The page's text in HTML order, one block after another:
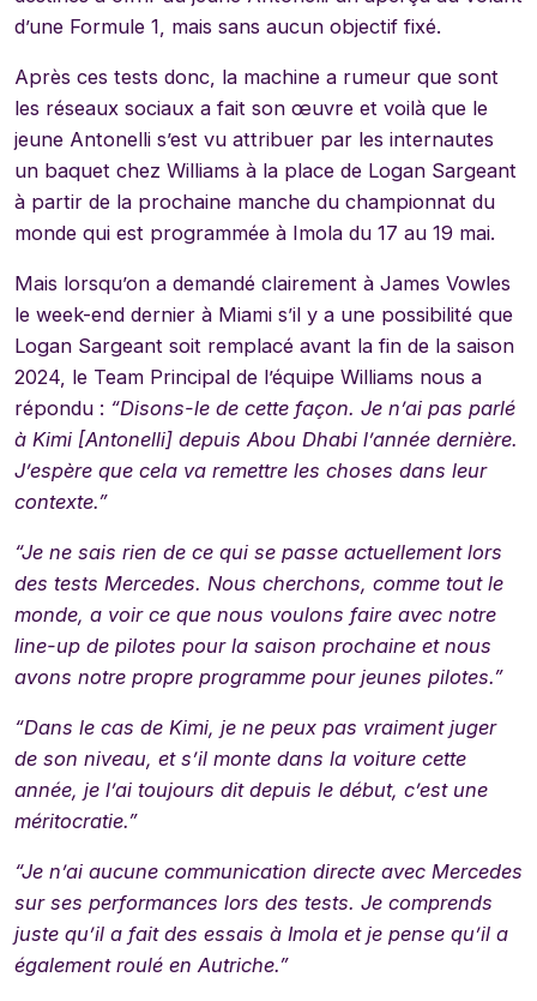
d’une Formule 1, mais sans aucun objectif fixé.
Après ces tests donc, la machine a rumeur que sont
les réseaux sociaux a fait son œuvre et voilà que le
jeune Antonelli s’est vu attribuer par les internautes
un baquet chez Williams à la place de Logan Sargeant
à partir de la prochaine manche du championnat du
monde qui est programmée à Imola du 17 au 19 mai.
Mais lorsqu’on a demandé clairement à James Vowles
le week-end dernier à Miami s’il y a une possibilité que
Logan Sargeant soit remplacé avant la fin de la saison
2024, le Team Principal de l’équipe Williams nous a
répondu : “Disons-le de cette façon. Je n’ai pas parlé
à Kimi [Antonelli] depuis Abou Dhabi l’année dernière.
J’espère que cela va remettre les choses dans leur
contexte.”
“Je ne sais rien de ce qui se passe actuellement lors
des tests Mercedes. Nous cherchons, comme tout le
monde, a voir ce que nous voulons faire avec notre
line-up de pilotes pour la saison prochaine et nous
avons notre propre programme pour jeunes pilotes.”
“Dans le cas de Kimi, je ne peux pas vraiment juger
de son niveau, et s’il monte dans la voiture cette
année, je l’ai toujours dit depuis le début, c’est une
méritocratie.”
“Je n’ai aucune communication directe avec Mercedes
sur ses performances lors des tests. Je comprends
juste qu’il a fait des essais à Imola et je pense qu’il a
également roulé en Autriche.”